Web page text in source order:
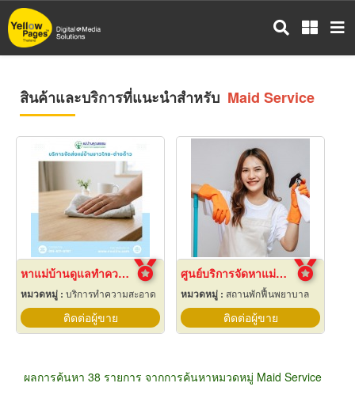
ข้าม
ไป
สินค้าและบริการที่แนะนำสำหรับ Maid Service
หาแม่บ้านดูแลทำความสะอาดบ้านใกล้ฉัน-กรุงเทพ
หมวดหมู่ : บริการทำความสะอาด
ติดต่อผู้ขาย
ศูนย์บริการจัดหาแม่บ้าน
หมวดหมู่ : สถานพักฟื้นพยาบาล
ติดต่อผู้ขาย
ผลการค้นหา 38 รายการ จากการค้นหาหมวดหมู่ Maid Service